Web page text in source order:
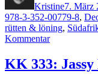
Kristine7. März
978-3-352-00779-8,
rütten & löning,
Kommentarzu
377:
Deon
KK 333: Jassy